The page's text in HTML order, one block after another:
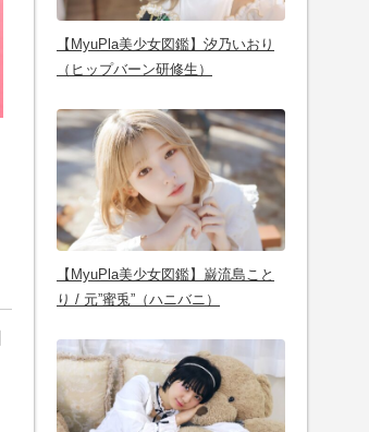
【MyuPla美少女図鑑】汐乃いおり
（ヒップバーン研修生）
【MyuPla美少女図鑑】巌流島こと
り / 元”蜜兎”（ハニバニ）